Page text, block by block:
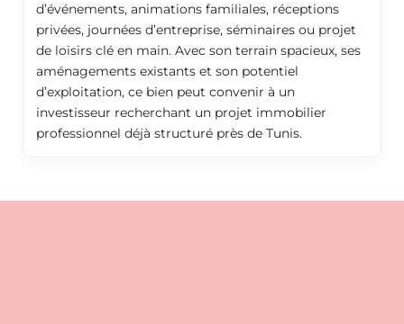
d’événements, animations familiales, réceptions
privées, journées d’entreprise, séminaires ou projet
de loisirs clé en main. Avec son terrain spacieux, ses
aménagements existants et son potentiel
d’exploitation, ce bien peut convenir à un
investisseur recherchant un projet immobilier
professionnel déjà structuré près de Tunis.